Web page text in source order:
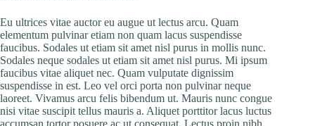
Eu ultrices vitae auctor eu augue ut lectus arcu. Quam
elementum pulvinar etiam non quam lacus suspendisse
faucibus. Sodales ut etiam sit amet nisl purus in mollis nunc.
Sodales neque sodales ut etiam sit amet nisl purus. Mi ipsum
faucibus vitae aliquet nec. Quam vulputate dignissim
suspendisse in est. Leo vel orci porta non pulvinar neque
laoreet. Vivamus arcu felis bibendum ut. Mauris nunc congue
nisi vitae suscipit tellus mauris a. Aliquet porttitor lacus luctus